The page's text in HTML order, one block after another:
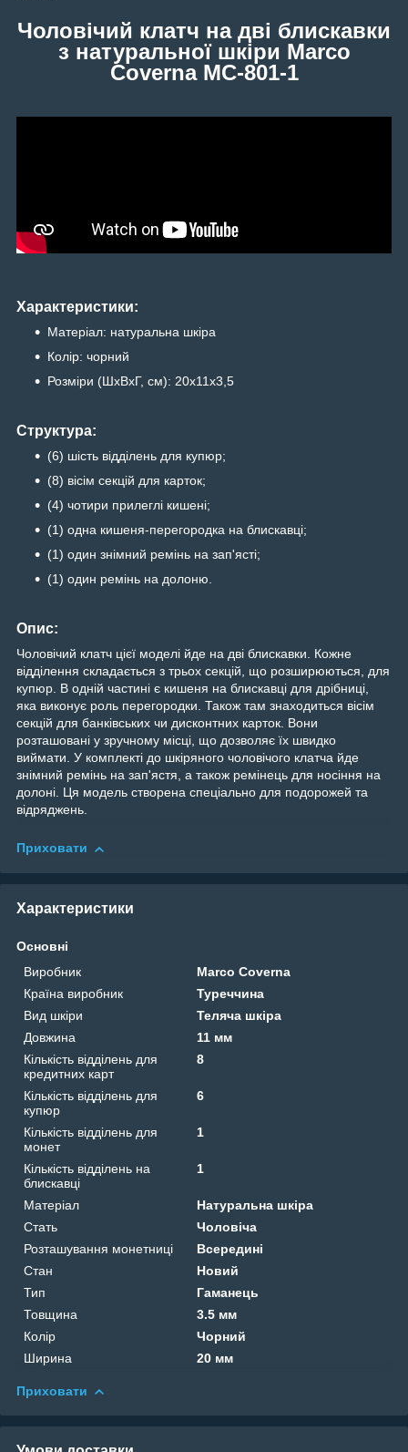
Чоловічий клатч на дві блискавки
з натуральної шкіри Marco
Coverna MC-801-1
Характеристики:
Матеріал: натуральна шкіра
Колір: чорний
Розміри (ШхВхГ, см): 20х11х3,5
Структура:
(6) шість відділень для купюр;
(8) вісім секцій для карток;
(4) чотири прилеглі кишені;
(1) одна кишеня-перегородка на блискавці;
(1) один знімний ремінь на зап'ясті;
(1) один ремінь на долоню.
Опис:
Чоловічий клатч цієї моделі йде на дві блискавки. Кожне
відділення складається з трьох секцій, що розширюються, для
купюр. В одній частині є кишеня на блискавці для дрібниці,
яка виконує роль перегородки. Також там знаходиться вісім
секцій для банківських чи дисконтних карток. Вони
розташовані у зручному місці, що дозволяє їх швидко
виймати. У комплекті до шкіряного чоловічого клатча йде
знімний ремінь на зап'ястя, а також ремінець для носіння на
долоні. Ця модель створена спеціально для подорожей та
відряджень.
Приховати
Характеристики
Основні
Виробник
Marco Coverna
Країна виробник
Туреччина
Вид шкіри
Теляча шкіра
Довжина
11 мм
Кількість відділень для
кредитних карт
8
Кількість відділень для
купюр
6
Кількість відділень для
монет
1
Кількість відділень на
блискавці
1
Матеріал
Натуральна шкіра
Стать
Чоловіча
Розташування монетниці
Всередині
Стан
Новий
Тип
Гаманець
Товщина
3.5 мм
Колір
Чорний
Ширина
20 мм
Приховати